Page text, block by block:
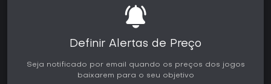
Definir Alertas de Preço
Seja notificado por email quando os preços dos jogos
baixarem para o seu objetivo